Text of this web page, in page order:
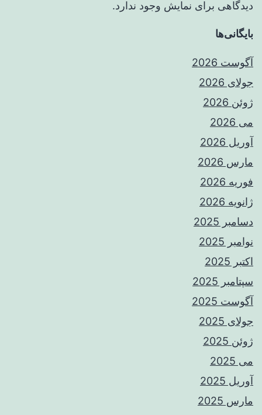
دیدگاهی برای نمایش وجود ندارد.
بایگانی‌ها
آگوست 2026
جولای 2026
ژوئن 2026
می 2026
آوریل 2026
مارس 2026
فوریه 2026
ژانویه 2026
دسامبر 2025
نوامبر 2025
اکتبر 2025
سپتامبر 2025
آگوست 2025
جولای 2025
ژوئن 2025
می 2025
آوریل 2025
مارس 2025